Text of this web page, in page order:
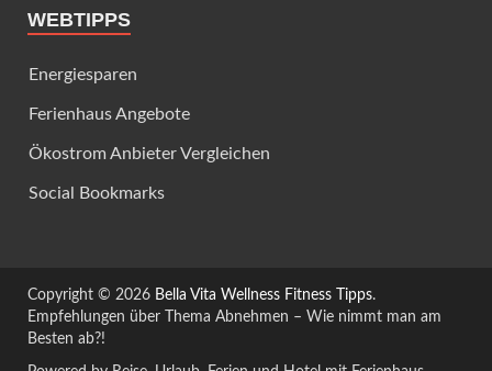
WEBTIPPS
Energiesparen
Ferienhaus Angebote
Ökostrom Anbieter Vergleichen
Social Bookmarks
Copyright © 2026 Bella Vita Wellness Fitness Tipps.
Empfehlungen über Thema Abnehmen – Wie nimmt man am
Besten ab?!